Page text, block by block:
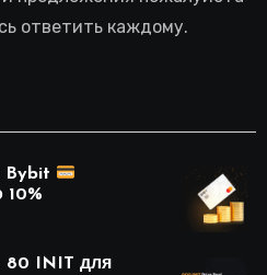
ответить каждому.
Bybit
10%
80 INIT для